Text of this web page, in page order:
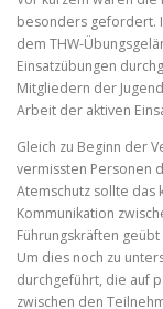
TIPPS/TRICKS
besonders gefordert.
dem THW-
Einsatzübungen
Mitgliedern der
Arbeit der aktiven
Gleich zu Beginn der
vermissten Personen
Atemschutz sollte das
Kommunikation
Führungskräften
Um dies noch zu
durchgeführt, die auf
zwischen den